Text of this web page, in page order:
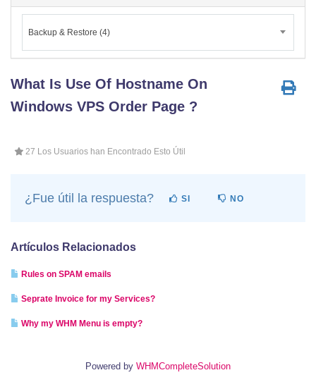
Backup & Restore (4)
What Is Use Of Hostname On
Windows VPS Order Page ?
27 Los Usuarios han Encontrado Esto Útil
¿Fue útil la respuesta? SI NO
Artículos Relacionados
Rules on SPAM emails
Seprate Invoice for my Services?
Why my WHM Menu is empty?
Powered by WHMCompleteSolution